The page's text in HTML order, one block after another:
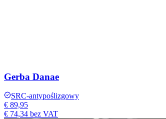
Gerba Danae
SRC-antypoślizgowy
€ 89,95
€ 74,34 bez VAT